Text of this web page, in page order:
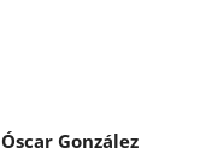
Óscar González